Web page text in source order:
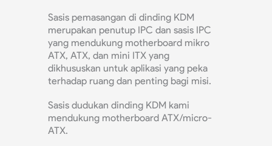
Sasis pemasangan di dinding KDM
merupakan penutup IPC dan sasis IPC
yang mendukung motherboard mikro
ATX, ATX, dan mini ITX yang
dikhususkan untuk aplikasi yang peka
terhadap ruang dan penting bagi misi.
Sasis dudukan dinding KDM kami
mendukung motherboard ATX/micro-
ATX.